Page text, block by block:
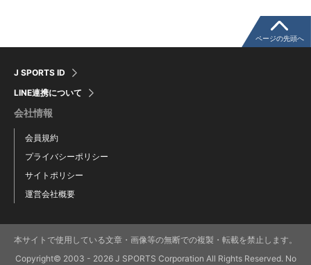
J SPORTS ID
LINE連携について
会社情報
会員規約
プライバシーポリシー
サイトポリシー
運営会社概要
ページの先頭へ
本サイトで使用している文章・画像等の無断での複製・転載を禁止します。
Copyright© 2003 - 2026 J SPORTS Corporation All Rights Reserved. No